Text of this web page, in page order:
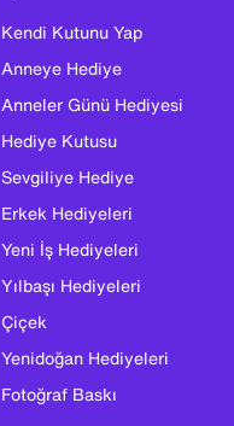
Kendi Kutunu Yap
Anneye Hediye
Anneler Günü Hediyesi
Hediye Kutusu
Sevgiliye Hediye
Erkek Hediyeleri
Yeni İş Hediyeleri
Yılbaşı Hediyeleri
Çiçek
Yenidoğan Hediyeleri
Fotoğraf Baskı